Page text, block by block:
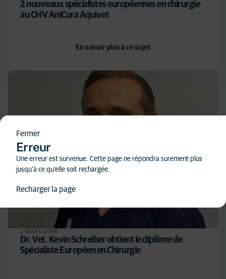
2 nouveaux spécialistes européennes en chirurgie
au CHV AniCura Aquivet
En savoir plus à ce sujet
2 MARS 2026
Dr. Vet. Kevin Schreiber obtient le diplôme de
Spécialiste Européen en Chirurgie
Fermer
Erreur
Une erreur est survenue. Cette page ne répondra surement plus
jusqu'à ce qu'elle soit rechargée.
Recharger la page